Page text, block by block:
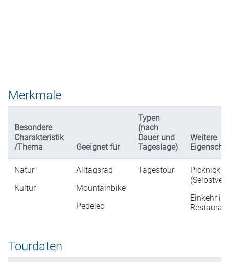
Merkmale
Besondere
Charakteristik
/Thema
Geeignet für
Typen
(nach
Dauer und
Tageslage)
Weitere
Natur
Kultur
Alltagsrad
Mountainbike
Pedelec
Tagestour
Picknick
Einkehr in
Tourdaten